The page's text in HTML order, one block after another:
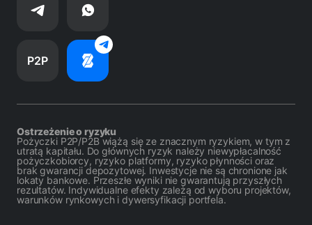
P2P
Ostrzeżenie o ryzyku
Pożyczki P2P/P2B wiążą się ze znacznym ryzykiem, w tym z
utratą kapitału. Do głównych ryzyk należy niewypłacalność
pożyczkobiorcy, ryzyko platformy, ryzyko płynności oraz
brak gwarancji depozytowej. Inwestycje nie są chronione jak
lokaty bankowe. Przeszłe wyniki nie gwarantują przyszłych
rezultatów. Indywidualne efekty zależą od wyboru projektów,
warunków rynkowych i dywersyfikacji portfela.